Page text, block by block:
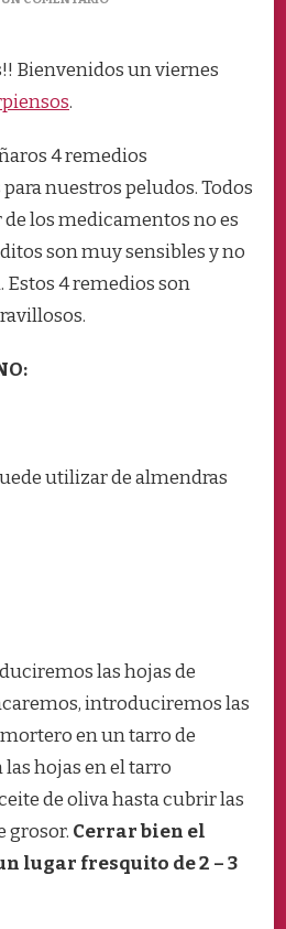
MEDICINALES
PELUDOS
Bienvenidos un viernes
.
4 remedios
nuestros peludos. Todos
los medicamentos no es
son muy sensibles y no
4 remedios son
utilizar de almendras
las hojas de
introduciremos las
en un tarro de
hojas en el tarro
de oliva hasta cubrir las
grosor. Cerrar bien el
lugar fresquito de 2 – 3